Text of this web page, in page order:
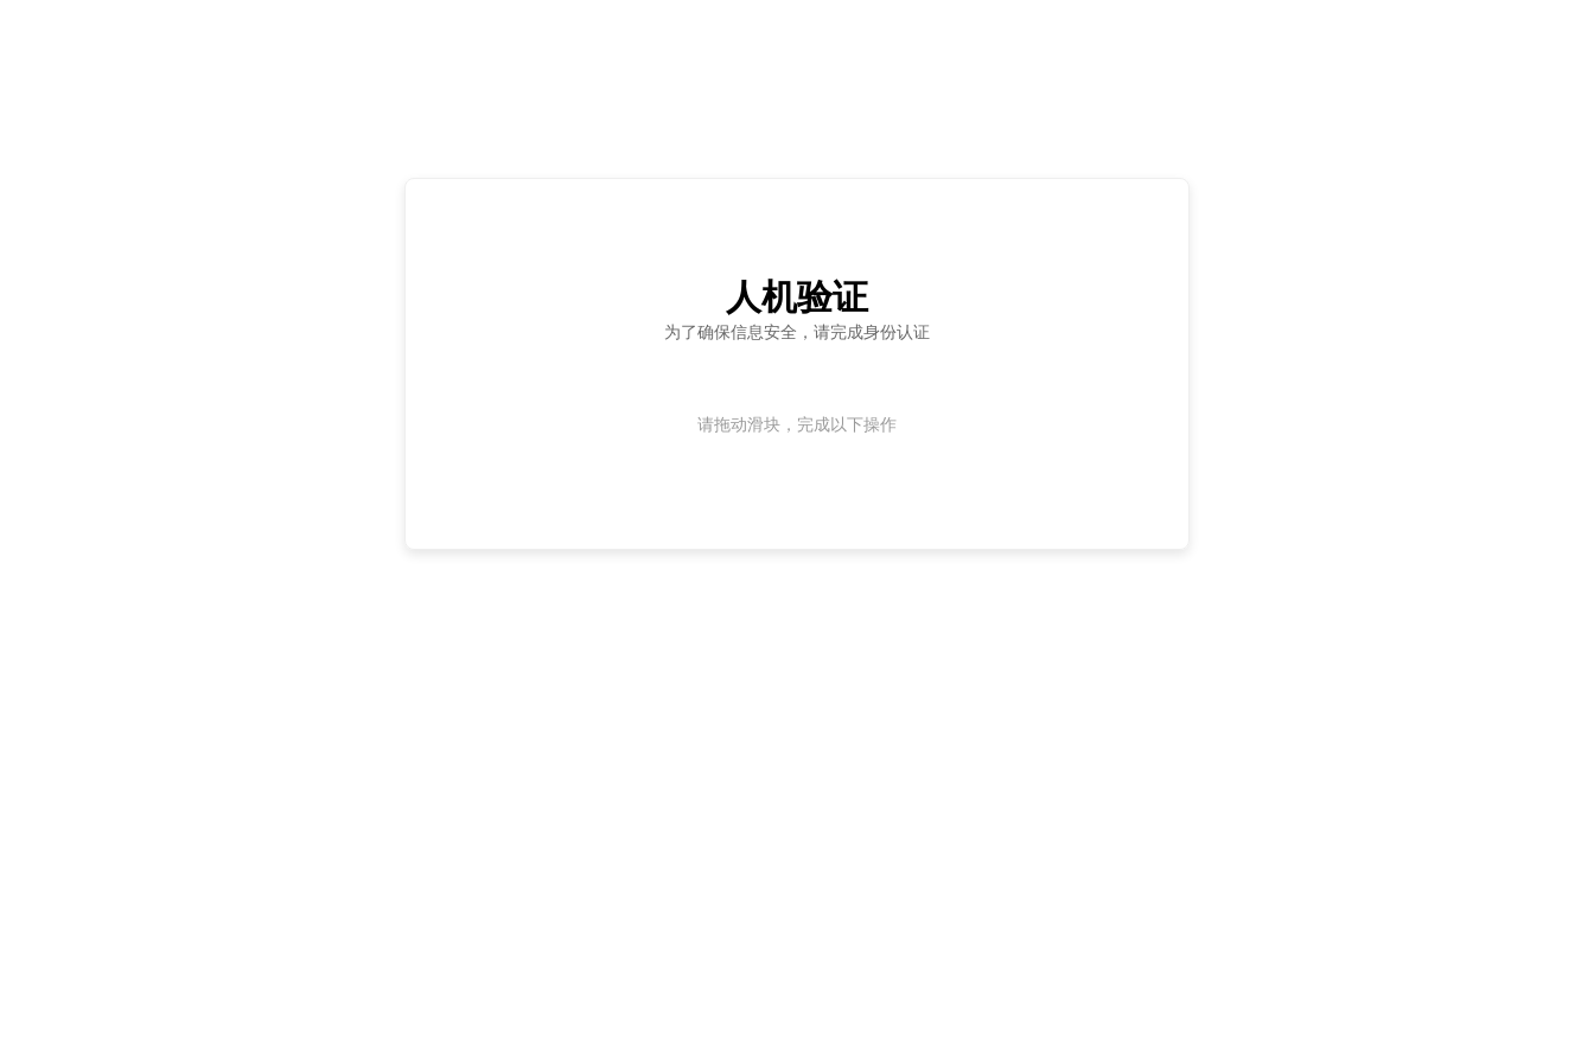
人机验证
为了确保信息安全，请完成身份认证
请拖动滑块，完成以下操作